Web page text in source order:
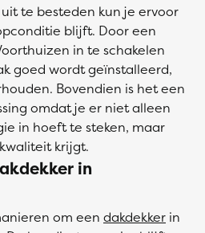
te besteden kun je ervoor
blijft. Door een
in te schakelen
goed wordt geïnstalleerd,
Bovendien is het een
omdat je er niet alleen
in hoeft te steken, maar
krijgt.
in
om een dakdekker in